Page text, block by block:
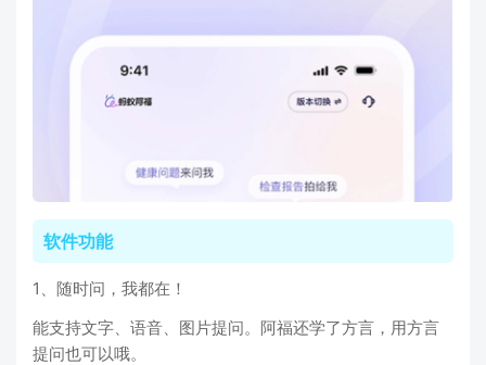
软件功能
1、随时问，我都在！
能支持文字、语音、图片提问。阿福还学了方言，用方言
提问也可以哦。